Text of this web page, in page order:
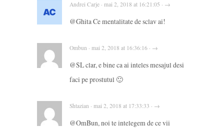
Andrei Carje · mai 2, 2018 at 16:21:05 · →
@Ghita Ce mentalitate de sclav ai!
Ombun · mai 2, 2018 at 16:36:16 · →
@SL clar, e bine ca ai inteles mesajul desi
faci pe prostutul 🙂
Shtazian · mai 2, 2018 at 17:33:33 · →
@OmBun, noi te intelegem de ce vii